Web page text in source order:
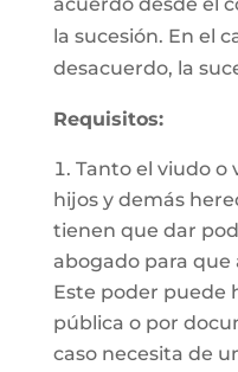
la sucesión. En el
desacuerdo, la
Requisitos:
Tanto el viudo o
hijos y demás
tienen que dar
abogado para que
Este poder puede
pública o por
caso necesita de